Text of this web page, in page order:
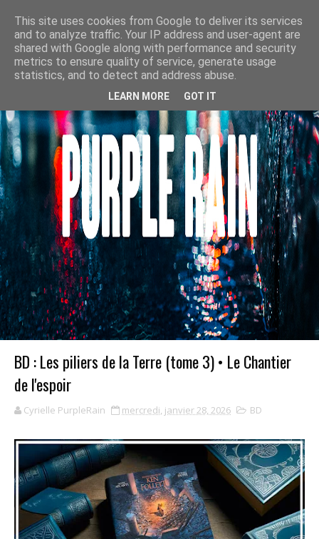
BD : Les piliers de la Terre (tome 3) • Le Chantier
de l'espoir
Cyrielle PurpleRain mercredi, janvier 28, 2026 BD
This site uses cookies from Google to deliver its services
and to analyze traffic. Your IP address and user-agent are
shared with Google along with performance and security
metrics to ensure quality of service, generate usage
statistics, and to detect and address abuse.
LEARN MORE GOT IT